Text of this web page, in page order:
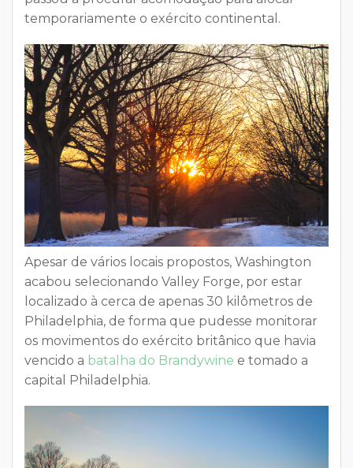
temporariamente o exército continental.
Apesar de vários locais propostos, Washington
acabou selecionando Valley Forge, por estar
localizado à cerca de apenas 30 kilômetros de
Philadelphia, de forma que pudesse monitorar
os movimentos do exército britânico que havia
vencido a batalha do Brandywine e tomado a
capital Philadelphia.